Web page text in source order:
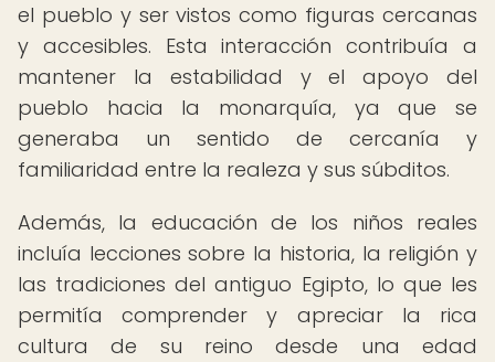
el pueblo y ser vistos como figuras cercanas
y accesibles. Esta interacción contribuía a
mantener la estabilidad y el apoyo del
pueblo hacia la monarquía, ya que se
generaba un sentido de cercanía y
familiaridad entre la realeza y sus súbditos.
Además, la educación de los niños reales
incluía lecciones sobre la historia, la religión y
las tradiciones del antiguo Egipto, lo que les
permitía comprender y apreciar la rica
cultura de su reino desde una edad